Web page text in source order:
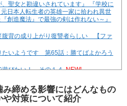
、聖女と勘違いされています』 『学校に
日本人転生者の英雄一家に拾われ異世
造魔法』で最強の剣は作れない～』
腹背の成り上がり復讐者らしい 【ファ
たいようです 第65話：勝てばよかろう
遊びたい！ その１４ NEW!
で生きているようです ２９６２ -32
クソたぬき～ あとがき
み締める影響にはどんなもの
や対策について紹介